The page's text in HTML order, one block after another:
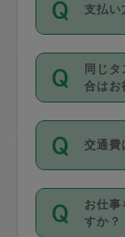
の上
お、3
いま
身が
タス
があ
値、
がっ
支払い
お支
を行
ル登
丈夫
デビ
同じ
合はお
依頼
隔週
ポッ
す。
定期
交通費
交通
料金
お仕
すか？